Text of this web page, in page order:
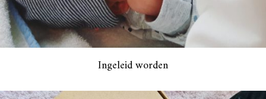
Ingeleid worden